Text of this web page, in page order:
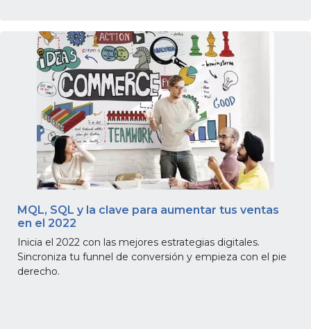
MQL, SQL y la clave para aumentar tus ventas
en el 2022
Inicia el 2022 con las mejores estrategias digitales.
Sincroniza tu funnel de conversión y empieza con el pie
derecho.